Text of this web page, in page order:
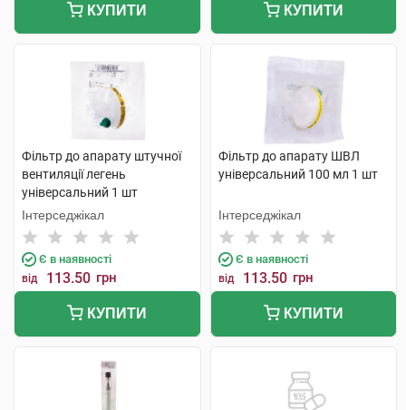
КУПИТИ КУПИТИ
Фільтр до апарату штучної
вентиляції легень
універсальний 1 шт
Інтерседжікал
Є в наявності
від 113.50 грн
КУПИТИ
Фільтр до апарату ШВЛ
універсальний 100 мл 1 шт
Інтерседжікал
Є в наявності
від 113.50 грн
КУПИТИ